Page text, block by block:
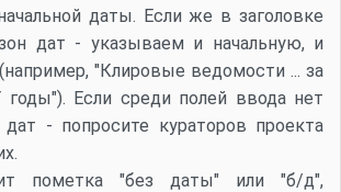
даты. Если же в заголовке
дат - указываем и начальную, и
"Клировые ведомости ... за
годы"). Если среди полей ввода нет
дат - попросите кураторов проекта
пометка "без даты" или "б/д",